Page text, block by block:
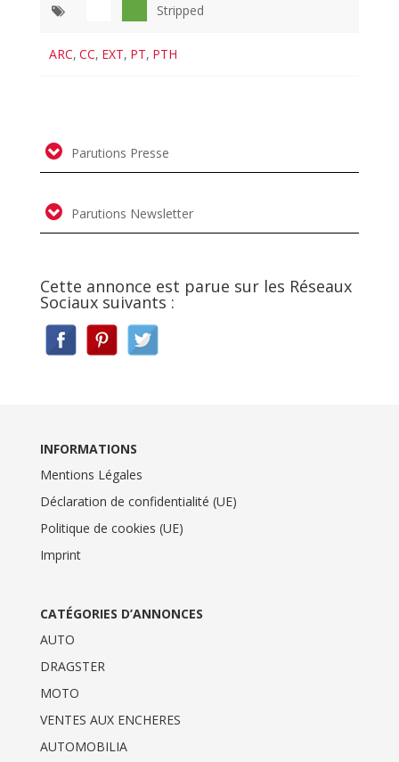
Stripped
ARC, CC, EXT, PT, PTH
Parutions Presse
Parutions Newsletter
Cette annonce est parue sur les Réseaux
Sociaux suivants :
INFORMATIONS
Mentions Légales
Déclaration de confidentialité (UE)
Politique de cookies (UE)
Imprint
CATÉGORIES D’ANNONCES
AUTO
DRAGSTER
MOTO
VENTES AUX ENCHERES
AUTOMOBILIA